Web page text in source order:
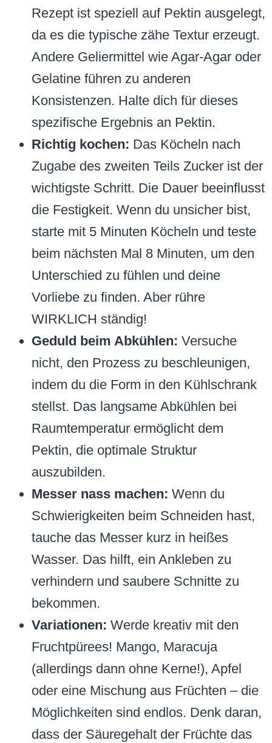
Rezept ist speziell auf Pektin ausgelegt,
da es die typische zähe Textur erzeugt.
Andere Geliermittel wie Agar-Agar oder
Gelatine führen zu anderen
Konsistenzen. Halte dich für dieses
spezifische Ergebnis an Pektin.
Richtig kochen: Das Köcheln nach
Zugabe des zweiten Teils Zucker ist der
wichtigste Schritt. Die Dauer beeinflusst
die Festigkeit. Wenn du unsicher bist,
starte mit 5 Minuten Köcheln und teste
beim nächsten Mal 8 Minuten, um den
Unterschied zu fühlen und deine
Vorliebe zu finden. Aber rühre
WIRKLICH ständig!
Geduld beim Abkühlen: Versuche
nicht, den Prozess zu beschleunigen,
indem du die Form in den Kühlschrank
stellst. Das langsame Abkühlen bei
Raumtemperatur ermöglicht dem
Pektin, die optimale Struktur
auszubilden.
Messer nass machen: Wenn du
Schwierigkeiten beim Schneiden hast,
tauche das Messer kurz in heißes
Wasser. Das hilft, ein Ankleben zu
verhindern und saubere Schnitte zu
bekommen.
Variationen: Werde kreativ mit den
Fruchtpürees! Mango, Maracuja
(allerdings dann ohne Kerne!), Apfel
oder eine Mischung aus Früchten – die
Möglichkeiten sind endlos. Denk daran,
dass der Säuregehalt der Früchte das